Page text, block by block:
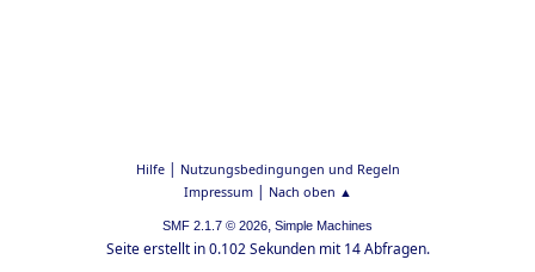
Hilfe| Nutzungsbedingungen und Regeln
Impressum| Nach oben ▲
SMF 2.1.7 © 2026, Simple Machines
Seite erstellt in 0.102 Sekunden mit 14 Abfragen.